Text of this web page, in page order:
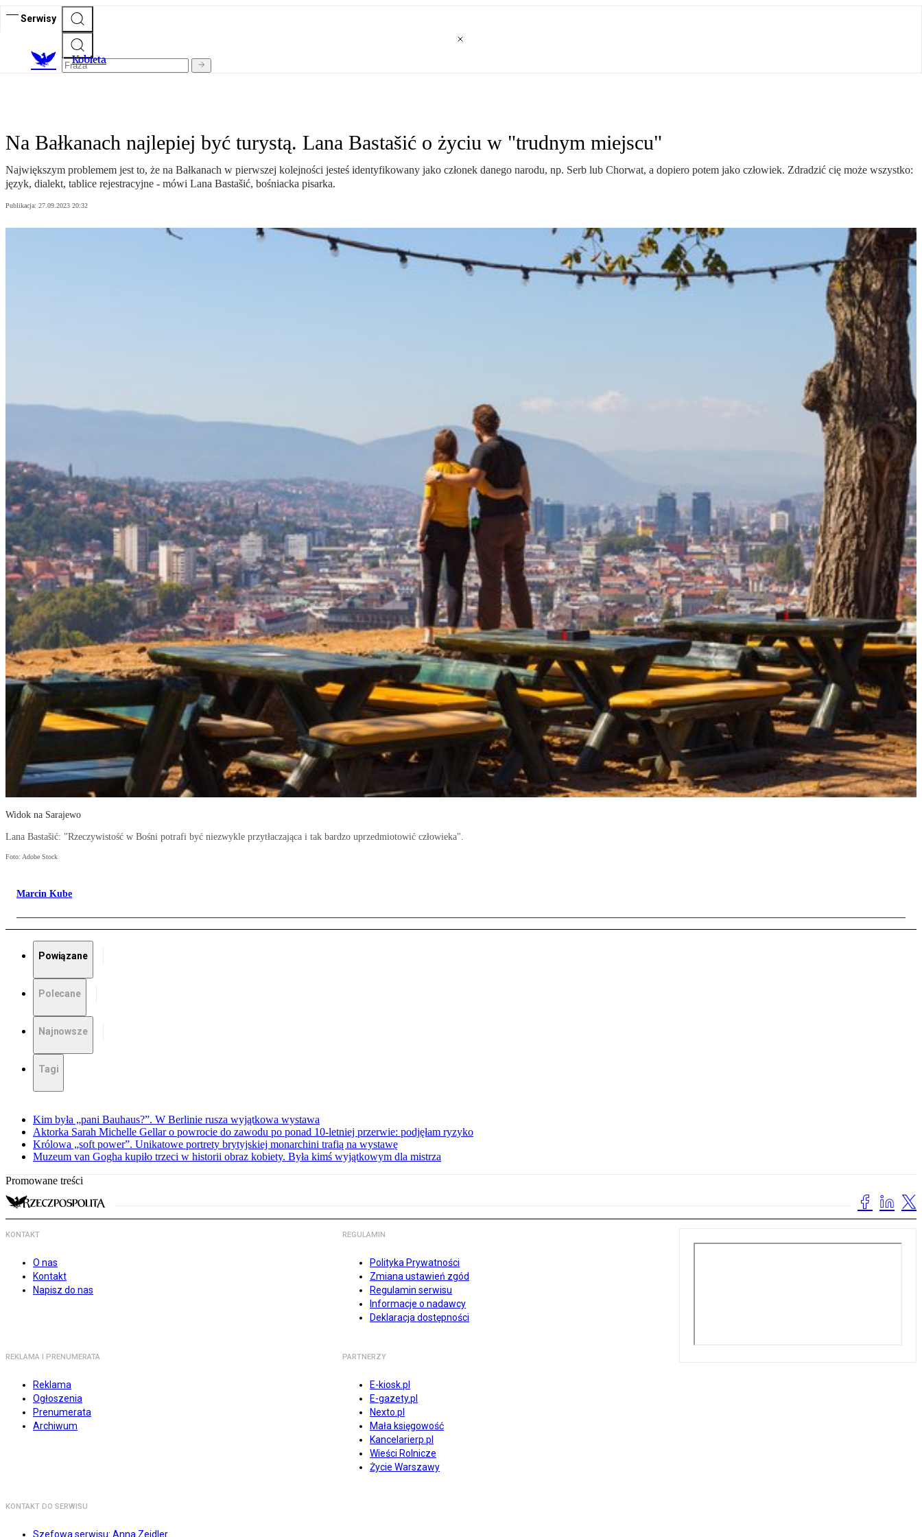
Serwisy
Kobieta
Na Bałkanach najlepiej być turystą. Lana Bastašić o życiu w "trudnym miejscu"
Największym problemem jest to, że na Bałkanach w pierwszej kolejności jesteś identyfikowany jako członek danego narodu, np. Serb lub Chorwat, a dopiero potem jako człowiek. Zdradzić cię może wszystko:
język, dialekt, tablice rejestracyjne - mówi Lana Bastašić, bośniacka pisarka.
Publikacja: 27.09.2023 20:32
Widok na Sarajewo
Lana Bastašić: "Rzeczywistość w Bośni potrafi być niezwykle przytłaczająca i tak bardzo uprzedmiotowić człowieka".
Foto: Adobe Stock
Marcin Kube
Powiązane
Polecane
Najnowsze
Tagi
Kim była „pani Bauhaus?”. W Berlinie rusza wyjątkowa wystawa
Aktorka Sarah Michelle Gellar o powrocie do zawodu po ponad 10-letniej przerwie: podjęłam ryzyko
Królowa „soft power”. Unikatowe portrety brytyjskiej monarchini trafią na wystawę
Muzeum van Gogha kupiło trzeci w historii obraz kobiety. Była kimś wyjątkowym dla mistrza
Promowane treści
KONTAKT
O nas
Kontakt
Napisz do nas
REGULAMIN
Polityka Prywatności
Zmiana ustawień zgód
Regulamin serwisu
Informacje o nadawcy
Deklaracja dostępności
REKLAMA I PRENUMERATA
Reklama
Ogłoszenia
Prenumerata
Archiwum
PARTNERZY
E-kiosk.pl
E-gazety.pl
Nexto.pl
Mała księgowość
Kancelarierp.pl
Wieści Rolnicze
Życie Warszawy
KONTAKT DO SERWISU
Szefowa serwisu: Anna Zejdler